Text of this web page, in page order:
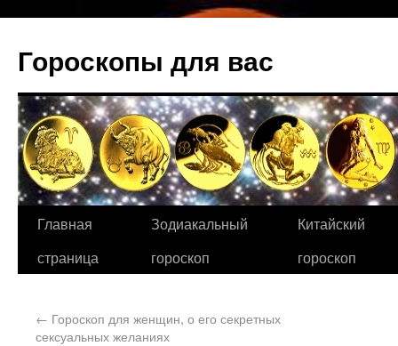
Гороскопы для вас
Главная
страница
Зодиакальный
гороскоп
Китайский
гороскоп
← Гороскоп для женщин, о его секретных
сексуальных желаниях